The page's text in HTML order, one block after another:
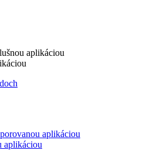
aplikáciou
aplikáciou
aplikáciou